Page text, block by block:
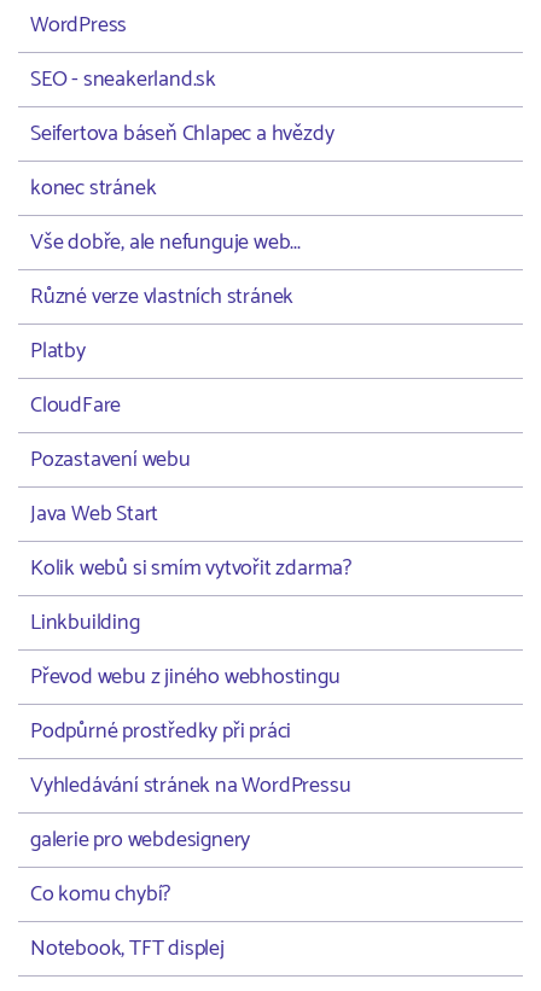
WordPress
SEO - sneakerland.sk
Seifertova báseň Chlapec a hvězdy
konec stránek
Vše dobře, ale nefunguje web...
Různé verze vlastních stránek
Platby
CloudFare
Pozastavení webu
Java Web Start
Kolik webů si smím vytvořit zdarma?
Linkbuilding
Převod webu z jiného webhostingu
Podpůrné prostředky při práci
Vyhledávání stránek na WordPressu
galerie pro webdesignery
Co komu chybí?
Notebook, TFT displej